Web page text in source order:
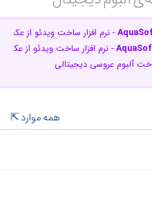
- نرم افزار ساخت ویدئو از
- نرم افزار ساخت ویدئو از
آلبوم عروسی دیجیتالی
همه موارد